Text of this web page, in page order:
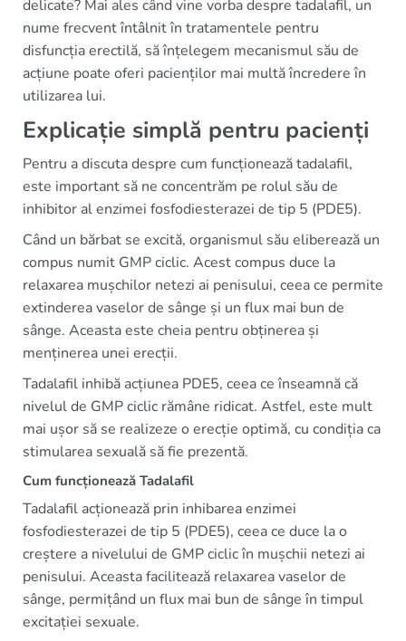
delicate? Mai ales când vine vorba despre tadalafil, un
nume frecvent întâlnit în tratamentele pentru
disfuncția erectilă, să înțelegem mecanismul său de
acțiune poate oferi pacienților mai multă încredere în
utilizarea lui.
Explicație simplă pentru pacienți
Pentru a discuta despre cum funcționează tadalafil,
este important să ne concentrăm pe rolul său de
inhibitor al enzimei fosfodiesterazei de tip 5 (PDE5).
Când un bărbat se excită, organismul său eliberează un
compus numit GMP ciclic. Acest compus duce la
relaxarea mușchilor netezi ai penisului, ceea ce permite
extinderea vaselor de sânge și un flux mai bun de
sânge. Aceasta este cheia pentru obținerea și
menținerea unei erecții.
Tadalafil inhibă acțiunea PDE5, ceea ce înseamnă că
nivelul de GMP ciclic rămâne ridicat. Astfel, este mult
mai ușor să se realizeze o erecție optimă, cu condiția ca
stimularea sexuală să fie prezentă.
Cum funcționează Tadalafil
Tadalafil acționează prin inhibarea enzimei
fosfodiesterazei de tip 5 (PDE5), ceea ce duce la o
creștere a nivelului de GMP ciclic în mușchii netezi ai
penisului. Aceasta facilitează relaxarea vaselor de
sânge, permițând un flux mai bun de sânge în timpul
excitației sexuale.